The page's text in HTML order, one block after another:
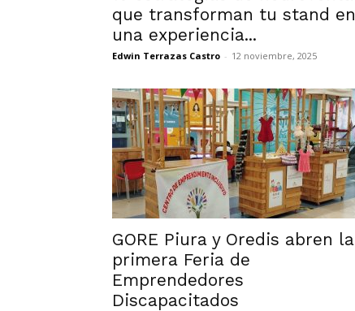
que transforman tu stand en
una experiencia...
Edwin Terrazas Castro - 12 noviembre, 2025
GORE Piura y Oredis abren la
primera Feria de
Emprendedores
Discapacitados